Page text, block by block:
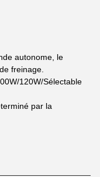
autonome, le
freinage.
120W/Sélectable
par la